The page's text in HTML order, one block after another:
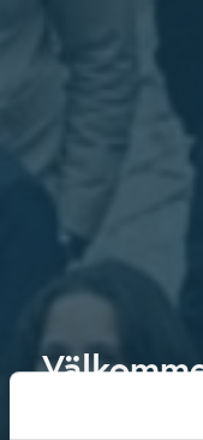
Vad kul att du vill